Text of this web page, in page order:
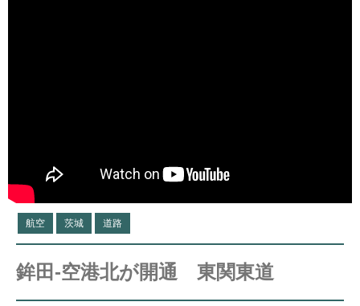
航空 茨城 道路
鉾田-空港北が開通 東関東道